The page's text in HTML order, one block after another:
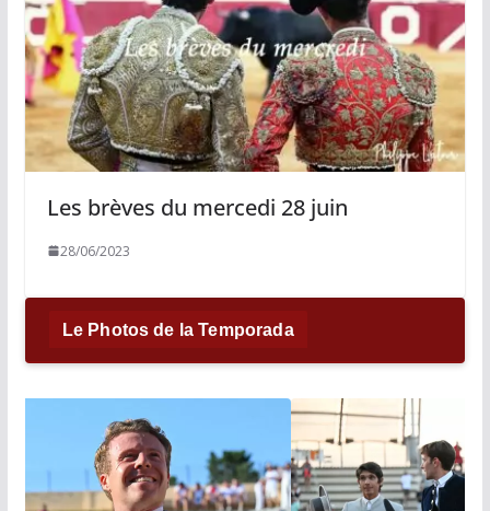
Les brèves du mercedi 28 juin
28/06/2023
Le Photos de la Temporada